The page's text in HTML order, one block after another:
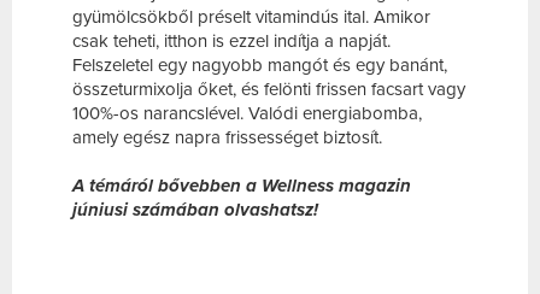
gyümölcsökből préselt vitamindús ital. Amikor
csak teheti, itthon is ezzel indítja a napját.
Felszeletel egy nagyobb mangót és egy banánt,
összeturmixolja őket, és felönti frissen facsart vagy
100%-os narancslével. Valódi energiabomba,
amely egész napra frissességet biztosít.
A témáról bővebben a Wellness magazin
júniusi számában olvashatsz!